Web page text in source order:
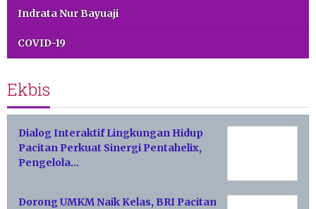
Indrata Nur Bayuaji
COVID-19
Ekbis
Dialog Interaktif Lingkungan Hidup
Pacitan Perkuat Sinergi Pentahelix,
Pengelola…
Dorong UMKM Naik Kelas, BRI Pacitan